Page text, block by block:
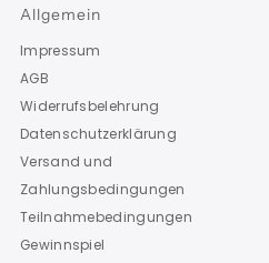
Allgemein
Impressum
AGB
Widerrufsbelehrung
Datenschutzerklärung
Versand und
Zahlungsbedingungen
Teilnahmebedingungen
Gewinnspiel